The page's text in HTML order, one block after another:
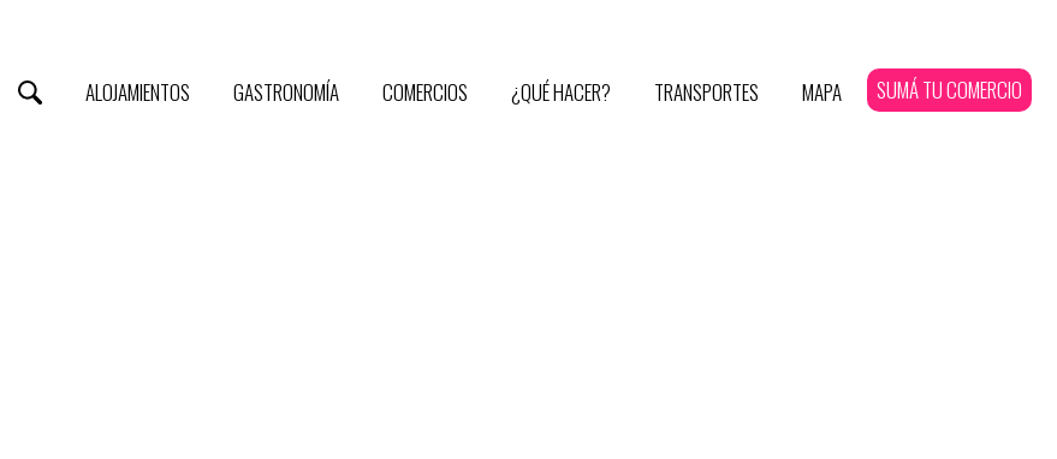
ALOJAMIENTOS GASTRONOMÍA COMERCIOS ¿QUÉ HACER? TRANSPORTES MAPA SUMÁ TU COMERCIO